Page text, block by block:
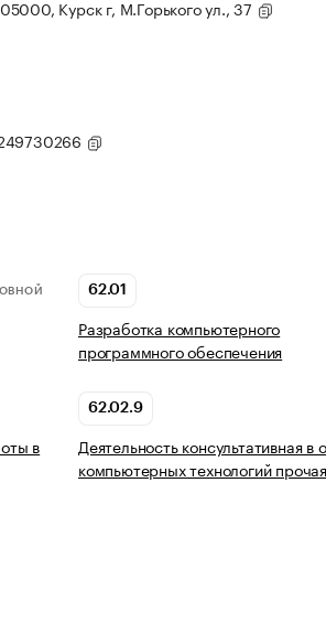
Курск г, М.Горького ул., 37
62.01
Разработка компьютерного
программного обеспечения
в
62.02.9
Деятельность консультативная в
компьютерных технологий